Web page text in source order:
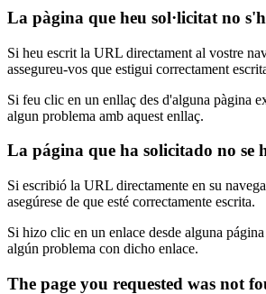
La pàgina que heu sol·licitat no
Si heu escrit la URL directament al vostre
assegureu-vos que estigui correctament
Si feu clic en un enllaç des d'alguna pàgina
algun problema amb aquest enllaç.
La página que ha solicitado no se
Si escribió la URL directamente en su
asegúrese de que esté correctamente escrita.
Si hizo clic en un enlace desde alguna
algún problema con dicho enlace.
The page you requested was not